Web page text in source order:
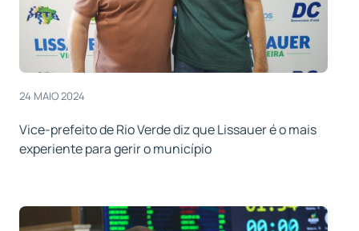
24 MAIO 2024
Vice-prefeito de Rio Verde diz que Lissauer é o mais
experiente para gerir o município